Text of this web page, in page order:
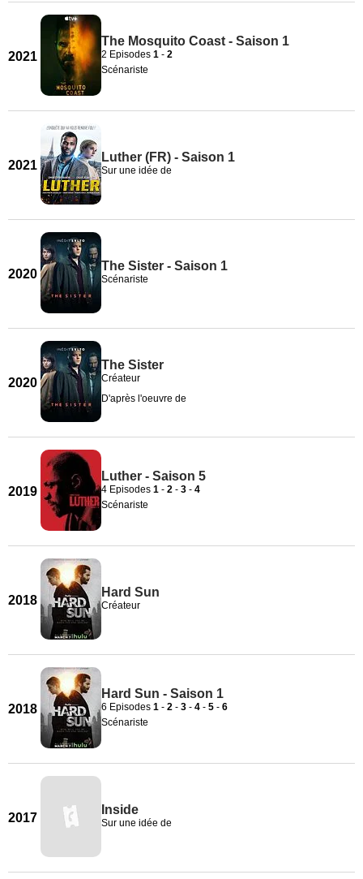
2021
The Mosquito Coast - Saison 1
2 Episodes 1 - 2
Scénariste
2021
Luther (FR) - Saison 1
Sur une idée de
2020
The Sister - Saison 1
Scénariste
2020
The Sister
Créateur
D'après l'oeuvre de
2019
Luther - Saison 5
4 Episodes 1 - 2 - 3 - 4
Scénariste
2018
Hard Sun
Créateur
2018
Hard Sun - Saison 1
6 Episodes 1 - 2 - 3 - 4 - 5 - 6
Scénariste
2017
Inside
Sur une idée de